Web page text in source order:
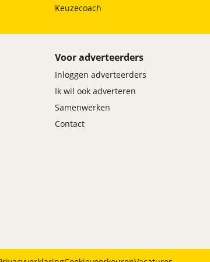
Keuzecoach
Voor adverteerders
Inloggen adverteerders
Ik wil ook adverteren
Samenwerken
Contact